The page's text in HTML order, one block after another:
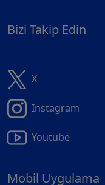
Bizi Takip Edin
X
Instagram
Youtube
Mobil Uygulama